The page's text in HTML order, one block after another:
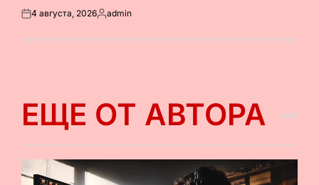
Опубликовано
4 августа, 2026Запись
admin
ЕЩЕ ОТ АВТОРА